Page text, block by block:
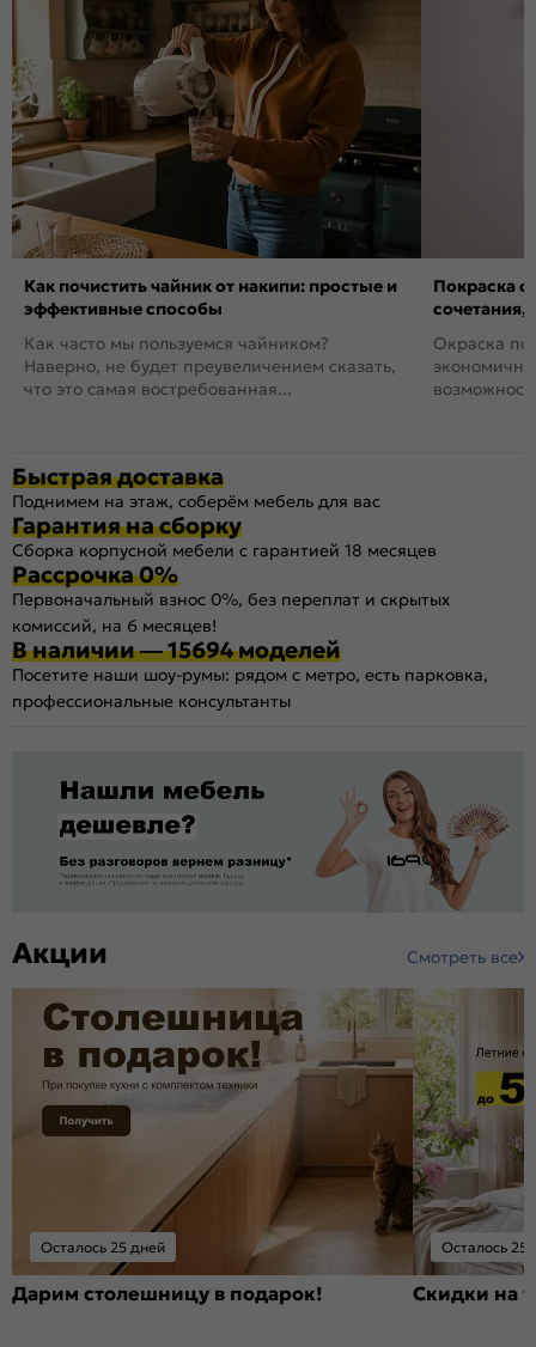
Как почистить чайник от накипи: простые и
эффективные способы
Как часто мы пользуемся чайником?
Наверно, не будет преувеличением сказать,
что это самая востребованная...
Покраска
сочетания,
Окраска
Быстрая доставка
Поднимем на этаж, соберём мебель для вас
Гарантия на сборку
Сборка корпусной мебели с гарантией 18 месяцев
Рассрочка 0%
Первоначальный взнос 0%, без переплат и скрытых
комиссий, на 6 месяцев!
В наличии — 15694 моделей
Посетите наши шоу-румы: рядом с метро, есть парковка,
профессиональные консультанты
Акции Смотреть все
Осталось 25 дней
Дарим столешницу в подарок!
Осталось 25
Скидки на